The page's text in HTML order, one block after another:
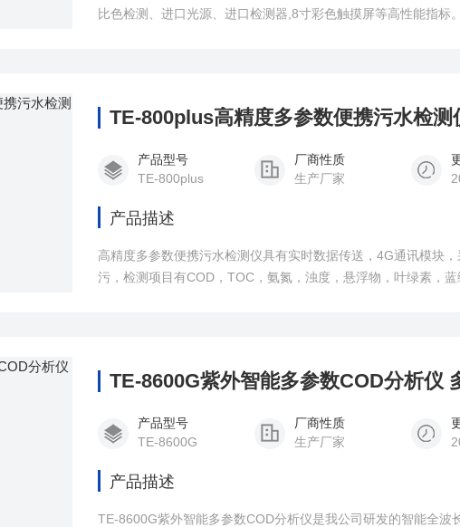
比色检测、进口光源、进口检测器,8寸彩色触摸屏等高性能指标。
TE-800plus高精度多参数便携污水检测
产品型号
TE-800plus
厂商性质
生产厂家
产品描述
高精度多参数便携污水检测仪具有实时数据传送，4G通讯模块
污，检测项目有COD，TOC，氨氮，浊度，悬浮物，叶绿素，
ORP， TDS，水中油等项目，适应于各种恶劣工作环境，专业
TE-8600G紫外智能多参数COD分析仪
产品型号
TE-8600G
厂商性质
生产厂家
产品描述
TE-8600G紫外智能多参数COD分析仪是我公司研发的智能全